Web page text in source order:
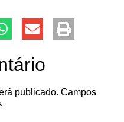
publicado. Campos